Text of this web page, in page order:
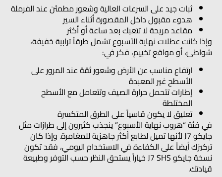
ثبات جيد على السرعات العالية وشعور مطمئن عند الفرملة
هدوء مقبول داخل المقصورة أثناء السير
مقاعد مريحة لا تتعبك بعد ساعة أو أكثر
وإذا كانت عطلات نهاية الأسبوع تشملطرقاً ترابية خفيفة،
شواطئ، أو مواقع تخييم، فكر في:
ارتفاع مناسب عن الأرض وشعور ثقة عند المرور على
الأسطح غير المعبدة
إطارات تتحمل حرارة الصيف وتتعامل مع الأسطح
المختلطة
تعليق لا يكون قاسياً على الطرق المتكسرة
في فئة “هروب نهاية الأسبوع” ينجذب كثيرون إلى طرازات مثل
جايكو J7 لأنها تميل لطابع أكثر جاهزية للمغامرة. وإذا كان
تركيزك أيضاً على الكفاءة في الاستخدام اليومي، فقد تكون
نسخةجايكو J7 SHS خياراً يستحق النظر حسب التوفر وطبيعة
قيادتك.